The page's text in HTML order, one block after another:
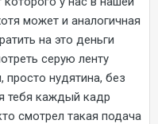
может и аналогичная
на это деньги
серую ленту
нудятина, без
тебя каждый кадр
смотрел такая подача